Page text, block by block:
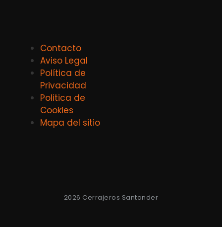
Contacto
Aviso Legal
Política de
Privacidad
Politica de
Cookies
Mapa del sitio
2026 Cerrajeros Santander